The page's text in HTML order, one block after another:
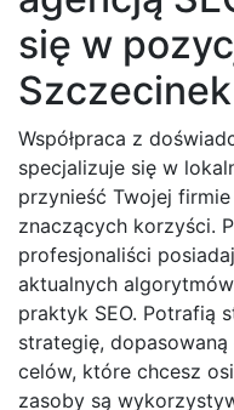
się w
Szczecinek
Współpraca z
specjalizuje się w
przynieść Twojej
znaczących korzyści.
profesjonaliści
aktualnych
praktyk SEO. Potrafią
strategię,
celów, które chcesz
zasoby są